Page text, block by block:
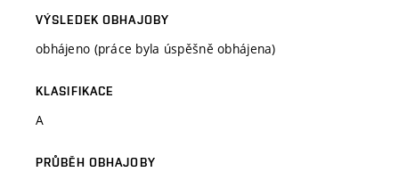
VÝSLEDEK OBHAJOBY
obhájeno (práce byla úspěšně obhájena)
KLASIFIKACE
A
PRŮBĚH OBHAJOBY